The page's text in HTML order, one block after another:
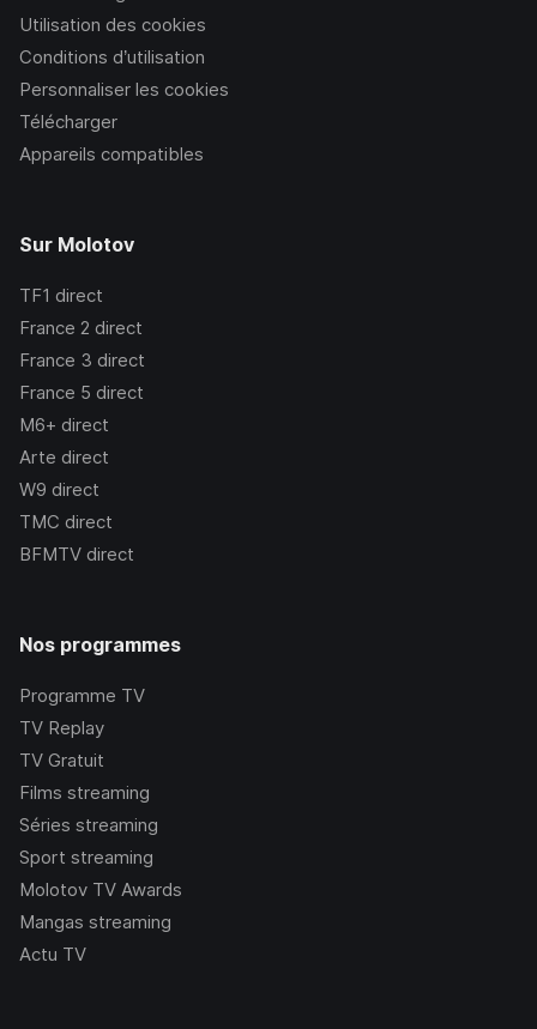
Utilisation des cookies
Conditions d’utilisation
Personnaliser les cookies
Télécharger
Appareils compatibles
Sur Molotov
TF1 direct
France 2 direct
France 3 direct
France 5 direct
M6+ direct
Arte direct
W9 direct
TMC direct
BFMTV direct
Nos programmes
Programme TV
TV Replay
TV Gratuit
Films streaming
Séries streaming
Sport streaming
Molotov TV Awards
Mangas streaming
Actu TV